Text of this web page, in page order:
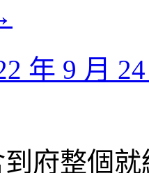
年 9 月
府整個就